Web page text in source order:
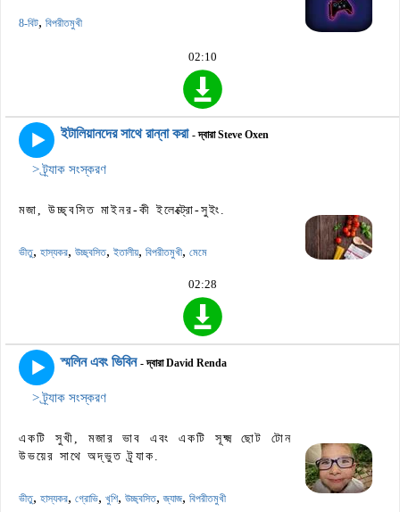
8-বিট, বিপরীতমুখী
02:10
ইটালিয়ানদের সাথে রান্না করা - দ্বারা Steve Oxen
> ট্র্যাক সংস্করণ
মজা, উচ্ছ্বসিত মাইনর-কী ইলেক্ট্রো-সুইং.
ভীতু, হাস্যকর, উচ্ছ্বসিত, ইতালীয়, বিপরীতমুখী, মেমে
02:28
স্মলিন এবং ভিবিন - দ্বারা David Renda
> ট্র্যাক সংস্করণ
একটি সুখী, মজার ভাব এবং একটি সূক্ষ্ম ছোট টোন
উভয়ের সাথে অদ্ভুত ট্র্যাক.
ভীতু, হাস্যকর, গ্রোভি, খুশি, উচ্ছ্বসিত,জ্যাজ, বিপরীতমুখী